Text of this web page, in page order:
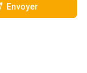
Envoyer